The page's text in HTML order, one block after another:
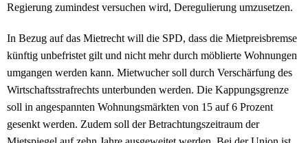
Regierung zumindest versuchen wird, Deregulierung umzusetzen.
In Bezug auf das Mietrecht will die SPD, dass die Mietpreisbremse
künftig unbefristet gilt und nicht mehr durch möblierte Wohnungen
umgangen werden kann. Mietwucher soll durch Verschärfung des
Wirtschaftsstrafrechts unterbunden werden. Die Kappungsgrenze
soll in angespannten Wohnungsmärkten von 15 auf 6 Prozent
gesenkt werden. Zudem soll der Betrachtungszeitraum der